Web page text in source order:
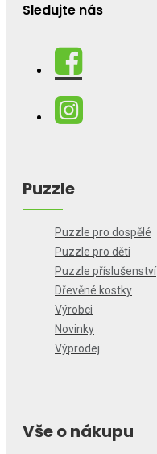
Sledujte nás
Puzzle
Puzzle pro dospělé
Puzzle pro děti
Puzzle příslušenství
Dřevěné kostky
Výrobci
Novinky
Výprodej
Vše o nákupu